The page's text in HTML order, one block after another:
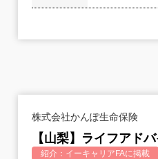
株式会社かんぽ生命保険
【山梨】ライフアド
紹介： イーキャリアFAに掲載